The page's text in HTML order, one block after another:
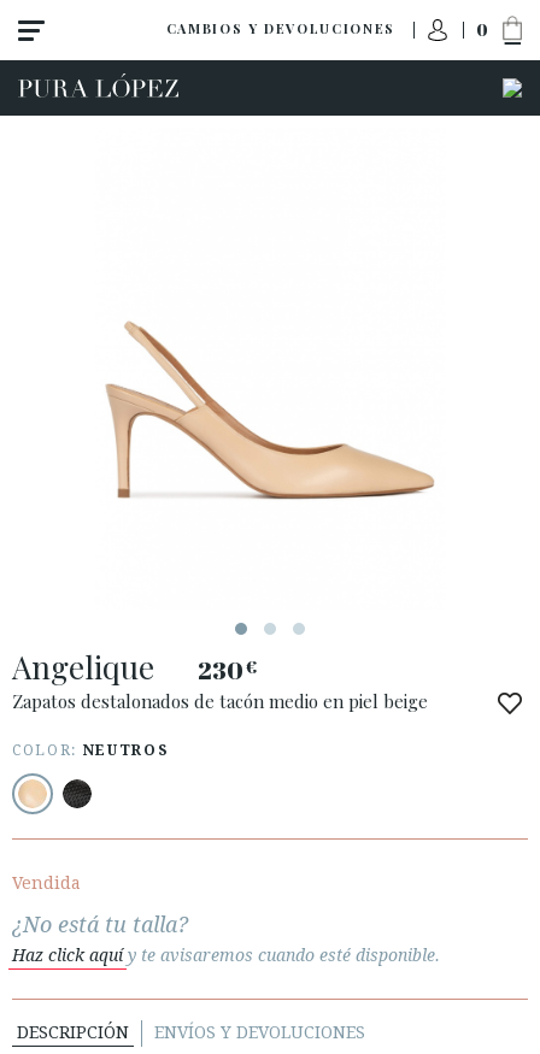
CAMBIOS Y DEVOLUCIONES 0
Ver todo
Zapatos
Sandalias
Tacón alto
ACCESO A MI PEDIDO
· ATENCIÓN AL CLIENTE
· POLÍTICA DE PRIVACIDAD
· TÉRMINOS Y CONDICIONES
Angelique 230€
Zapatos destalonados de tacón medio en piel beige
COLOR: NEUTROS
Vendida
¿No está tu talla?
Haz click aquíy te avisaremos cuando esté disponible.
DESCRIPCIÓN ENVÍOS Y DEVOLUCIONES